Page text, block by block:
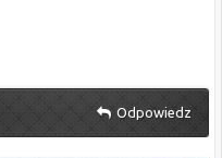
Odpowiedz